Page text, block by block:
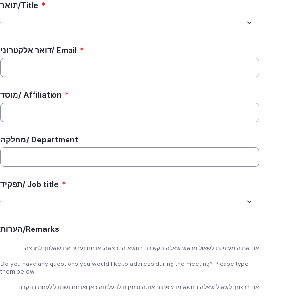
תואר/Title *
דואר אלקטרוני/ Email *
מוסד/ Affiliation *
מחלקה/ Department
תפקיד/ Job title *
הערות/Remarks
אם את.ה מעונין.ת לשאול מראש שאלה הקשורה בנושא ההרצאה, אנחנו נעביר את שאלתך למרצה
Do you have any questions you would like to address during the meeting? Please type
them below:
אם ברצונך לשאול שאלה בנושא מדע פתוח את.ה מוזמן.ת להעלותה כאן ואנחנו נשתדל לענות בהקדם